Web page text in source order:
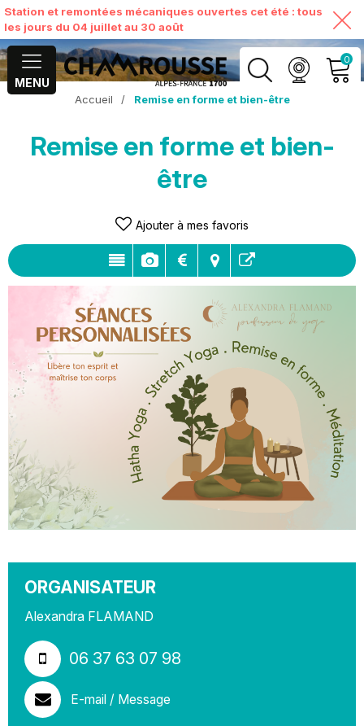
Station et remontées mécaniques ouvertes cet été : tous
les jours du 04 juillet au 30 août
MENU
0
MON COMPTE
VOIR MON PANIER
Accueil / Remise en forme et bien-être
Remise en forme et bien-
être
Ajouter à mes favoris
ORGANISATEUR
Alexandra FLAMAND
06 37 63 07 98
E-mail / Message